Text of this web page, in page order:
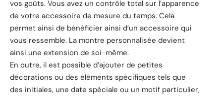
vos goûts. Vous avez un contrôle total sur l’apparence
de votre accessoire de mesure du temps. Cela
permet ainsi de bénéficier ainsi d’un accessoire qui
vous ressemble. La montre personnalisée devient
ainsi une extension de soi-même.
En outre, il est possible d’ajouter de petites
décorations ou des éléments spécifiques tels que
des initiales, une date spéciale ou un motif particulier,